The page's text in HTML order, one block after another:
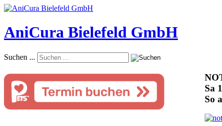
AniCura Bielefeld GmbH
Suchen ...
Sa
So